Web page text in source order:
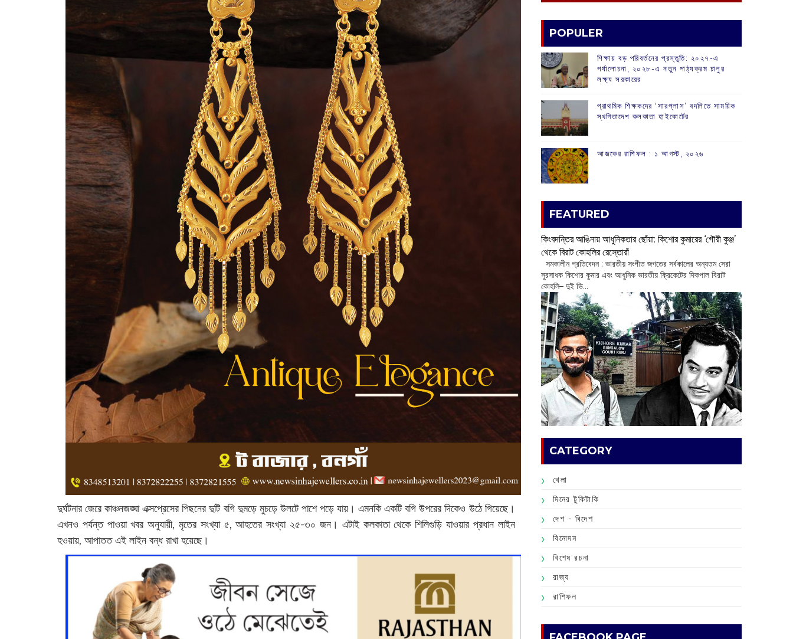
দুর্ঘটনার জেরে কাঞ্চনজঙ্ঘা এক্সপ্রেসের পিছনের দুটি বগি দুমড়ে মুচড়ে উলটে পাশে পড়ে যায়। এমনকি একটি বগি উপরের দিকেও উঠে গিয়েছে।
এখনও পর্যন্ত পাওয়া খবর অনুযায়ী, মৃতের সংখ্যা ৫, আহতের সংখ্যা ২৫-৩০ জন। এটাই কলকাতা থেকে শিলিগুড়ি যাওয়ার প্রধান লাইন
হওয়ায়, আপাতত এই লাইন বন্ধ রাখা হয়েছে।
POPULER
শিক্ষায় বড় পরিবর্তনের প্রস্তুতি: ২০২৭-এ
পর্যালোচনা, ২০২৮-এ নতুন পাঠ্যক্রম চালুর
লক্ষ্য সরকারের
প্রাথমিক শিক্ষকদের ‘সারপ্লাস’ বদলিতে সাময়িক
স্থগিতাদেশ কলকাতা হাইকোর্টের
আজকের রাশিফল :‌ ‌‌১ আগস্ট, ২০২৬
FEATURED
কিংবদন্তির আঙিনায় আধুনিকতার ছোঁয়া: কিশোর কুমারের ‘গৌরী কুঞ্জ’
থেকে বিরাট কোহলির রেস্তোরাঁ
‌ সমকালীন প্রতিবেদন : ভারতীয় সংগীত জগতের সর্বকালের অন্যতম সেরা
সুরসাধক কিশোর কুমার এবং আধুনিক ভারতীয় ক্রিকেটের দিকপাল বিরাট
কোহলি– ‌দুই ভি...
CATEGORY
খেলা
দিনের টুকিটাকি
দেশ - বিদেশ
বিনোদন
বিশেষ রচনা
রাজ্য
রাশিফল